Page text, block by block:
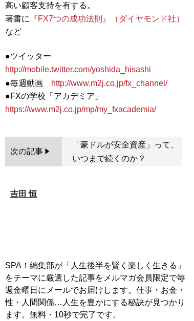
高い顧客支持を有する。
著書に
『FX7つの成功法則』（ダイヤモンド社）
など
●ツイッター
http://mobile.twitter.com/yoshida_hisashi
●毎週動画
http://www.m2j.co.jp/fx_channel/
●FXの学校「アカデミア」
https://www.m2j.co.jp/mp/my_fxacademia/
次の記事
「豪ドルが安全資産」って、
いつまで続くのか？
吉田 恒
SPA！編集部が「人生後半を賢く楽しく生きる」
をテーマに厳選した記事をメルマガ会員限定で毎
週金曜日にメールでお届けします。仕事・お金・
性・人間関係…人生を豊かにする秘訣が見つかり
ます。無料・10秒で完了です。